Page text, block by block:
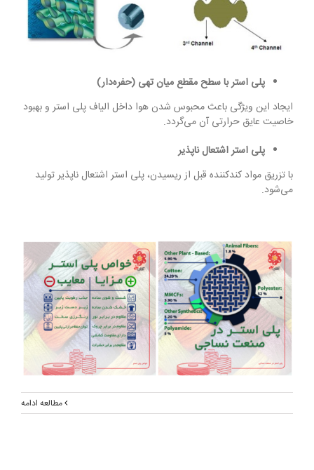
پلی استربا سطح مقطع میان تهی (حفره‌دار)
ایجاد این ویژگی باعث محبوس شدن هوا داخل الیاف پلی استر و بهبود
خاصیت عایق حرارتی آن می‌گردد.
پلی استراشتعال ناپذیر
با تزریق مواد کندکننده قبل از ریسیدن، پلی استر اشتعال ناپذیر تولید
می‌شود.
مطالعه ادامه